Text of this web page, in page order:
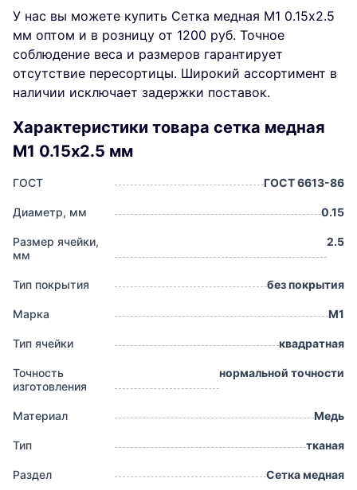
У нас вы можете купить Сетка медная М1 0.15х2.5
мм оптом и в розницу от 1200 руб. Точное
соблюдение веса и размеров гарантирует
отсутствие пересортицы. Широкий ассортимент в
наличии исключает задержки поставок.
Характеристики товара сетка медная
М1 0.15х2.5 мм
ГОСТ ГОСТ 6613-86
Диаметр, мм 0.15
Размер ячейки,
мм
2.5
Тип покрытия без покрытия
Марка М1
Тип ячейки квадратная
Точность
изготовления
нормальной точности
Материал Медь
Тип тканая
Раздел Сетка медная